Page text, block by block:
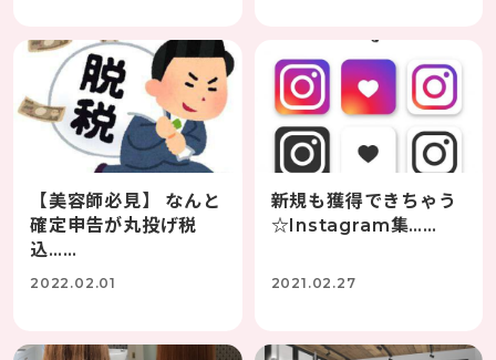
【美容師必見】 なんと
確定申告が丸投げ税
込……
2022.02.01
新規も獲得できちゃう
☆Instagram集……
2021.02.27